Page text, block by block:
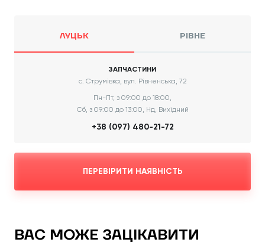
ЛУЦЬК РІВНЕ
ЗАПЧАСТИНИ
с. Струмівка, вул. Рівненська, 72
Пн-Пт, з 09:00 до 18:00,
Сб, з 09:00 до 13:00, Нд, Вихідний
+38 (097) 480-21-72
ПЕРЕВІРИТИ НАЯВНІСТЬ
ВАС МОЖЕ ЗАЦІКАВИТИ